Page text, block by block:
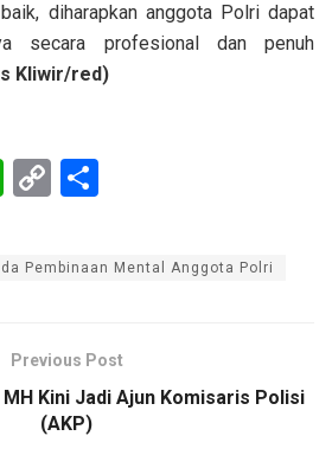
diharapkan anggota Polri dapat
secara profesional dan penuh
Kliwir/red)
W
at
p
p
C
py
k
ar
Pembinaan Mental Anggota Polri
Previous Post
Kini Jadi Ajun Komisaris Polisi
(AKP)